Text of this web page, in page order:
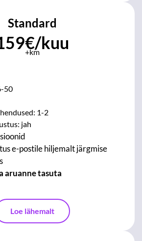
Standard
kuu
+km
50
1-2
jah
e-postile hiljemalt järgmise
aruanne tasuta
Loe lähemalt